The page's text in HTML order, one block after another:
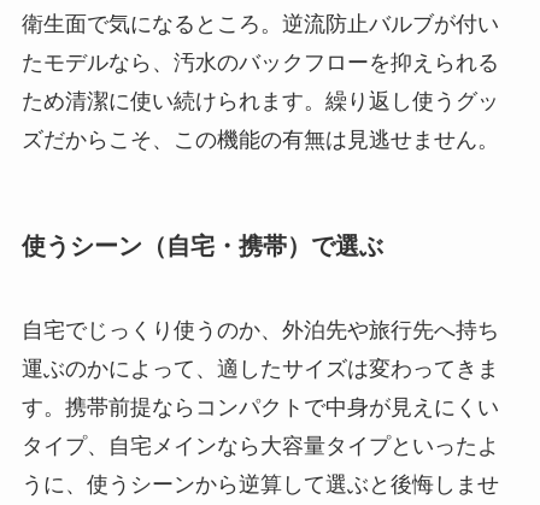
衛生面で気になるところ。逆流防止バルブが付い
たモデルなら、汚水のバックフローを抑えられる
ため清潔に使い続けられます。繰り返し使うグッ
ズだからこそ、この機能の有無は見逃せません。
使うシーン（自宅・携帯）で選ぶ
自宅でじっくり使うのか、外泊先や旅行先へ持ち
運ぶのかによって、適したサイズは変わってきま
す。携帯前提ならコンパクトで中身が見えにくい
タイプ、自宅メインなら大容量タイプといったよ
うに、使うシーンから逆算して選ぶと後悔しませ